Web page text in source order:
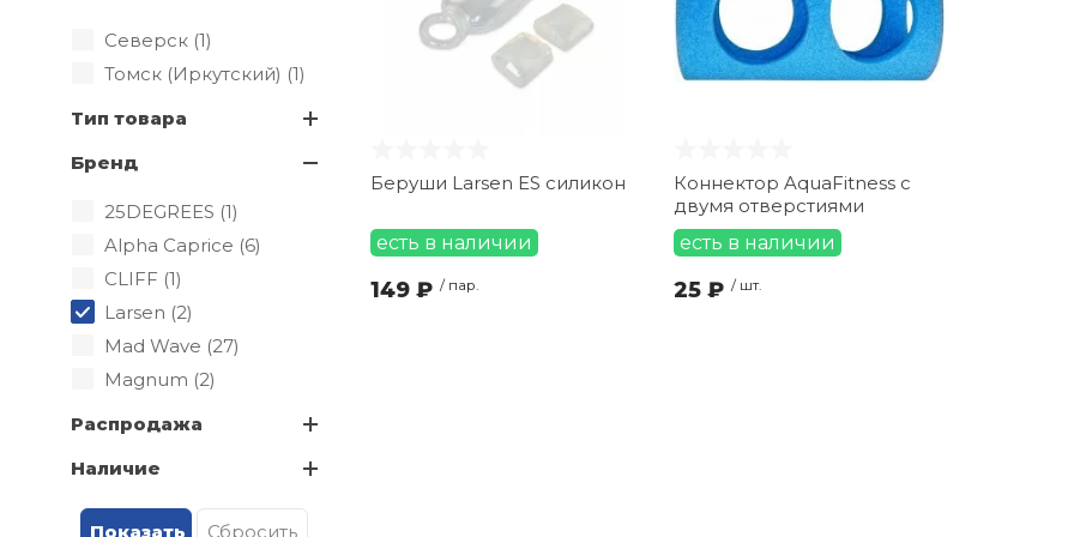
Северск (1)
Томск (Иркутский) (1)
Тип товара
Бренд
25DEGREES (1)
Alpha Caprice (6)
CLIFF (1)
Larsen (2)
Mad Wave (27)
Magnum (2)
Распродажа
Наличие
Беруши Larsen ES силикон
есть в наличии
149 ₽ / пар.
Коннектор AquaFitness с
двумя отверстиями
есть в наличии
25 ₽ / шт.